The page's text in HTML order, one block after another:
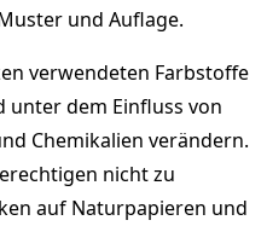
und Auflage.
verwendeten Farbstoffe
unter dem Einfluss von
Chemikalien verändern.
nicht zu
auf Naturpapieren und